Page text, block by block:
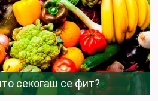
ВЕЖБИ
ЗА ИСХРАНА
РЕЦЕПТИ
БЛОГ
секогаш се фит?